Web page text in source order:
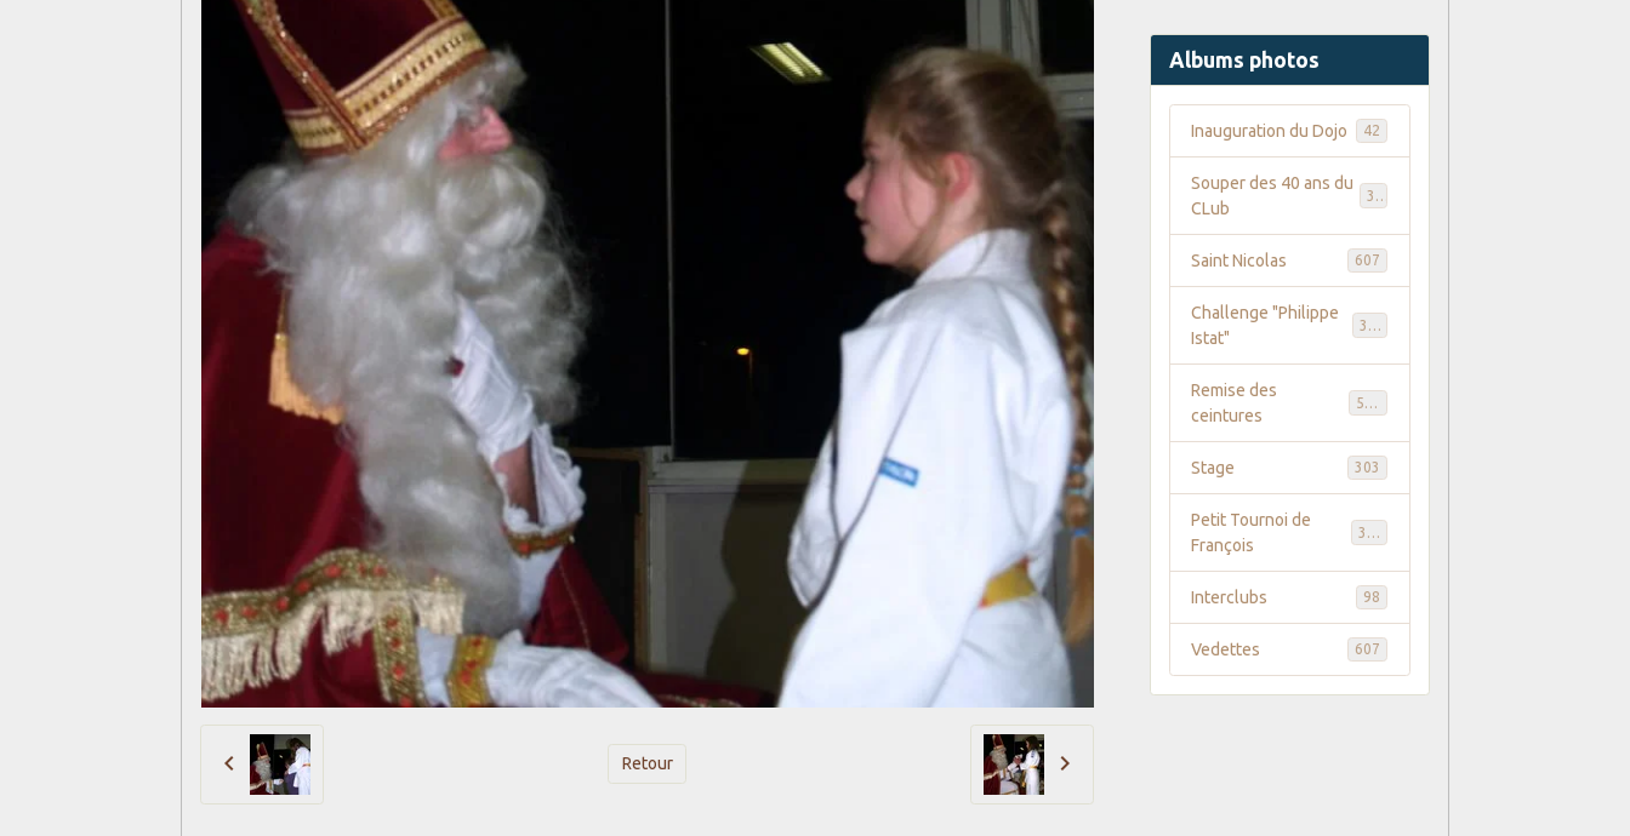
Retour
Albums photos
Inauguration du Dojo 42
Souper des 40 ans du
CLub
Saint Nicolas 607
Challenge "Philippe
Istat"
Remise des
ceintures
Stage 303
Petit Tournoi de
François
Interclubs 98
Vedettes 607